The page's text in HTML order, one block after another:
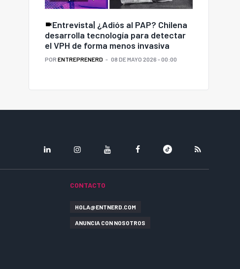
Entrevista| ¿Adiós al PAP? Chilena
desarrolla tecnología para detectar
el VPH de forma menos invasiva
POR ENTREPRENERD 08 DE MAYO 2026 - 00:00
CONTACTO
HOLA@ENTNERD.COM
ANUNCIA CON NOSOTROS